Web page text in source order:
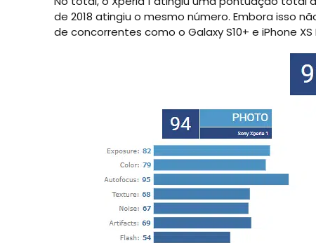
de 2018 atingiu o mesmo número. Embora isso
de concorrentes como o Galaxy S10+ e iPhone XS